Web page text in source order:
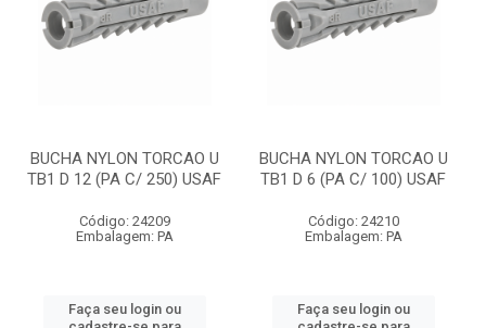
BUCHA NYLON TORCAO U
TB1 D 12 (PA C/ 250) USAF
Código: 24209
Embalagem: PA
Faça seu login ou
BUCHA NYLON TORCAO U
TB1 D 6 (PA C/ 100) USAF
Código: 24210
Embalagem: PA
Faça seu login ou